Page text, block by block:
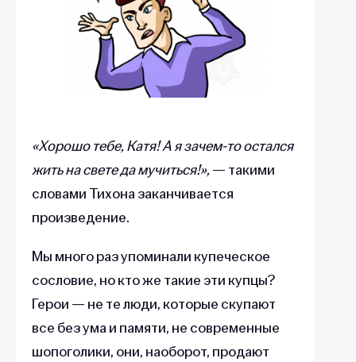
«Хорошо тебе, Катя! А я зачем-то остался
жить на свете да мучиться!»,— такими
словами Тихона заканчивается
произведение.
Мы много раз упоминали купеческое
сословие, но кто же такие эти купцы?
Герои — не те люди, которые скупают
все без ума и памяти, не современные
шопоголики, они, наоборот, продают